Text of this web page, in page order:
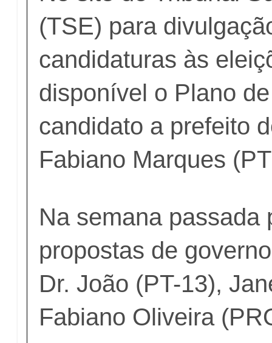
(TSE) para
candidaturas às
disponível o Plano
candidato a prefeito
Fabiano Marques
Na semana passada
propostas de
Dr. João (PT-13),
Fabiano Oliveira